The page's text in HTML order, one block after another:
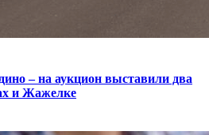
– на аукцион выставили два
и Жажелке